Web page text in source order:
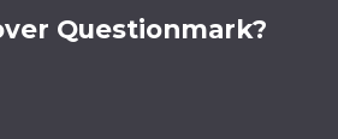
Questionmark?